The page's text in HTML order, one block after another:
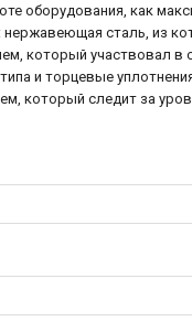
оборудования, как
нержавеющая сталь, из
который участвовал в
и торцевые
который следит за